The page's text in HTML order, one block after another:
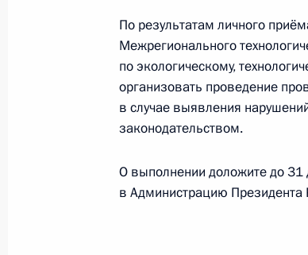
26 июня 2018 года по
Межрегионального
по экологическому,
провёл в Приёмной
в Москве личный приём
26 июня 2018 года, 18:59
20 декабря 2017 года,
По результатам личного
Межрегионального
по экологическому,
организовать проведение
в случае выявления
законодательством.
О выполнении доложите до 31
в Администрацию Президента